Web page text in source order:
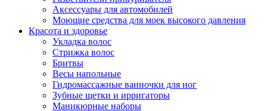
Аксессуары для автомобилей
Моющие средства для моек высокого давления
Красота и здоровье
Укладка волос
Стрижка волос
Бритвы
Весы напольные
Гидромассажные ванночки для ног
Зубные щетки и ирригаторы
Маникюрные наборы